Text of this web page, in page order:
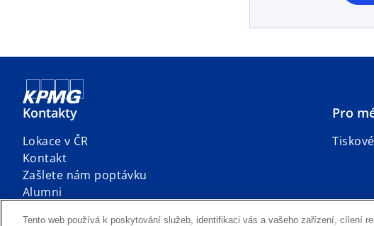
Kontakty
Lokace v ČR
Kontakt
Zašlete nám poptávku
Alumni
Pro
Tento web používá k poskytování služeb, identifikaci vás a vašeho zařízení, cílení